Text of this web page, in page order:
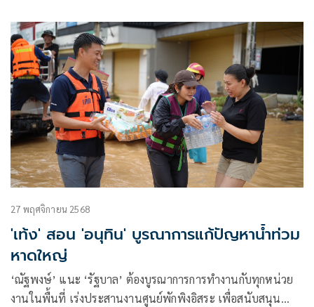
27 พฤศจิกายน 2568
'เท้ง' สอน 'อนุทิน' บูรณาการแก้ปัญหาน้ำท่วม
หาดใหญ่
‘ณัฐพงษ์’ แนะ ‘รัฐบาล’ ต้องบูรณาการการทำงานกับทุกหน่วย
งานในพื้นที่ เร่งประสานงานศูนย์พักพิงอิสระ เพื่อสนับสนุน